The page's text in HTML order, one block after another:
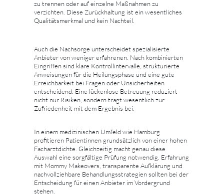
zu trennen oder auf einzelne Maßnahmen zu
verzichten. Diese Zurückhaltung ist ein wesentliches
Qualitätsmerkmal und kein Nachteil.
Auch die Nachsorge unterscheidet spezialisierte
Anbieter von weniger erfahrenen. Nach kombinierten
Eingriffen sind klare Kontrollintervalle, strukturierte
Anweisungen für die Heilungsphase und eine gute
Erreichbarkeit bei Fragen oder Unsicherheiten
entscheidend. Eine lückenlose Betreuung reduziert
nicht nur Risiken, sondern trägt wesentlich zur
Zufriedenheit mit dem Ergebnis bei.
In einem medizinischen Umfeld wie Hamburg
profitieren Patientinnen grundsätzlich von einer hohen
Facharztdichte. Gleichzeitig macht genau diese
Auswahl eine sorgfältige Prüfung notwendig. Erfahrung
mit Mommy Makeovers, transparente Aufklärung und
nachvollziehbare Behandlungsstrategien sollten bei der
Entscheidung für einen Anbieter im Vordergrund
stehen.